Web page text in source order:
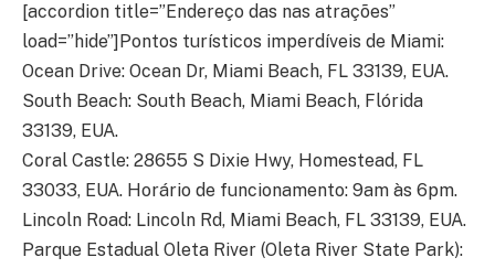
[accordion title=”Endereço das nas atrações”
load=”hide”]Pontos turísticos imperdíveis de Miami:
Ocean Drive: Ocean Dr, Miami Beach, FL 33139, EUA.
South Beach: South Beach, Miami Beach, Flórida
33139, EUA.
Coral Castle: 28655 S Dixie Hwy, Homestead, FL
33033, EUA. Horário de funcionamento: 9am às 6pm.
Lincoln Road: Lincoln Rd, Miami Beach, FL 33139, EUA.
Parque Estadual Oleta River (Oleta River State Park):